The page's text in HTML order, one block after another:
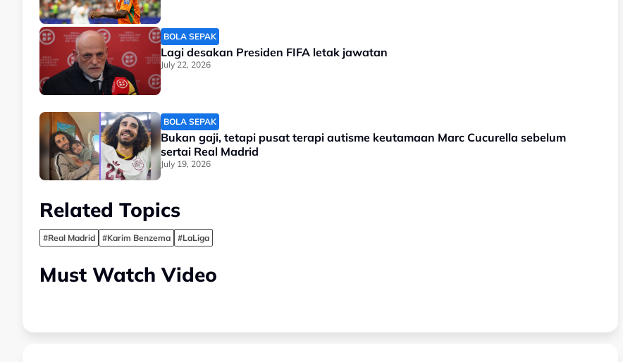
BOLA SEPAK
Lagi desakan Presiden FIFA letak jawatan
July 22, 2026
BOLA SEPAK
Bukan gaji, tetapi pusat terapi autisme keutamaan Marc Cucurella sebelum
sertai Real Madrid
July 19, 2026
Related Topics
#Real Madrid #Karim Benzema #LaLiga
Must Watch Video